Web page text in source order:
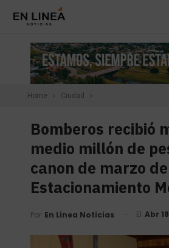
Home Ciudad
Bomberos recibió
medio millón de
canon de marzo
Estacionamiento
Por En Linea Noticias El Abr